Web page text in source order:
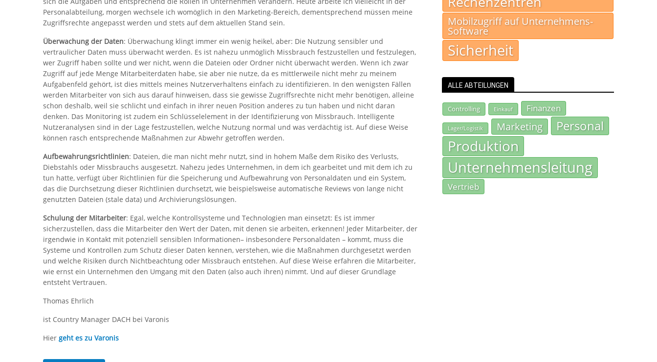
Personalabteilung, morgen wechsele ich womöglich in den Marketing-Bereich, dementsprechend müssen meine
Zugriffsrechte angepasst werden und stets auf dem aktuellen Stand sein.
Überwachung der Daten: Überwachung klingt immer ein wenig heikel, aber: Die Nutzung sensibler und
vertraulicher Daten muss überwacht werden. Es ist nahezu unmöglich Missbrauch festzustellen und festzulegen,
wer Zugriff haben sollte und wer nicht, wenn die Dateien oder Ordner nicht überwacht werden. Wenn ich zwar
Zugriff auf jede Menge Mitarbeiterdaten habe, sie aber nie nutze, da es mittlerweile nicht mehr zu meinem
Aufgabenfeld gehört, ist dies mittels meines Nutzerverhaltens einfach zu identifizieren. In den wenigsten Fällen
werden Mitarbeiter von sich aus darauf hinweisen, dass sie gewisse Zugriffsrechte nicht mehr benötigen, alleine
schon deshalb, weil sie schlicht und einfach in ihrer neuen Position anderes zu tun haben und nicht daran
denken. Das Monitoring ist zudem ein Schlüsselelement in der Identifizierung von Missbrauch. Intelligente
Nutzeranalysen sind in der Lage festzustellen, welche Nutzung normal und was verdächtig ist. Auf diese Weise
können rasch entsprechende Maßnahmen zur Abwehr getroffen werden.
Aufbewahrungsrichtlinien: Dateien, die man nicht mehr nutzt, sind in hohem Maße dem Risiko des Verlusts,
Diebstahls oder Missbrauchs ausgesetzt. Nahezu jedes Unternehmen, in dem ich gearbeitet und mit dem ich zu
tun hatte, verfügt über Richtlinien für die Speicherung und Aufbewahrung von Personaldaten und ein System,
das die Durchsetzung dieser Richtlinien durchsetzt, wie beispielsweise automatische Reviews von lange nicht
genutzten Dateien (stale data) und Archivierungslösungen.
Schulung der Mitarbeiter: Egal, welche Kontrollsysteme und Technologien man einsetzt: Es ist immer
sicherzustellen, dass die Mitarbeiter den Wert der Daten, mit denen sie arbeiten, erkennen! Jeder Mitarbeiter, der
irgendwie in Kontakt mit potenziell sensiblen Informationen– insbesondere Personaldaten – kommt, muss die
Systeme und Kontrollen zum Schutz dieser Daten kennen, verstehen, wie die Maßnahmen durchgesetzt werden
und welche Risiken durch Nichtbeachtung oder Missbrauch entstehen. Auf diese Weise erfahren die Mitarbeiter,
wie ernst ein Unternehmen den Umgang mit den Daten (also auch ihren) nimmt. Und auf dieser Grundlage
entsteht Vertrauen.
Thomas Ehrlich
ist Country Manager DACH bei Varonis
Hier geht es zu Varonis
Mobilzugriff auf Unternehmens-
Software
Sicherheit
ALLE ABTEILUNGEN
Controlling Einkauf Finanzen
Lager/Logistik Marketing Personal
Produktion
Unternehmensleitung
Vertrieb